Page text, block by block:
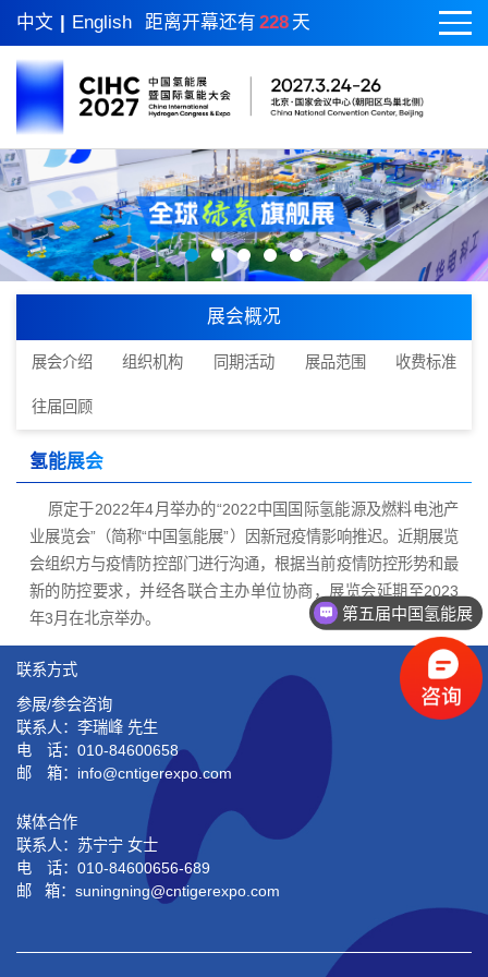
中文 | English 距离开幕还有 228 天
展会概况
展会介绍 组织机构 同期活动 展品范围 收费标准
往届回顾
氢能展会
原定于2022年4月举办的“2022中国国际氢能源及燃料电池产
业展览会”（简称“中国氢能展”）因新冠疫情影响推迟。近期展览
会组织方与疫情防控部门进行沟通，根据当前疫情防控形势和最
新的防控要求，并经各联合主办单位协商，展览会延期至2023
年3月在北京举办。
联系方式
参展/参会咨询
联系人：李瑞峰 先生
电 话：010-84600658
邮 箱：info@cntigerexpo.com
媒体合作
联系人：苏宁宁 女士
电 话：010-84600656-689
邮 箱：suningning@cntigerexpo.com
第五届中国氢能展